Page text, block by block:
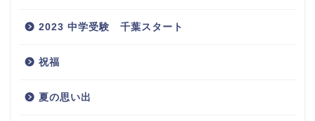
2023 中学受験 千葉スタート
祝福
夏の思い出